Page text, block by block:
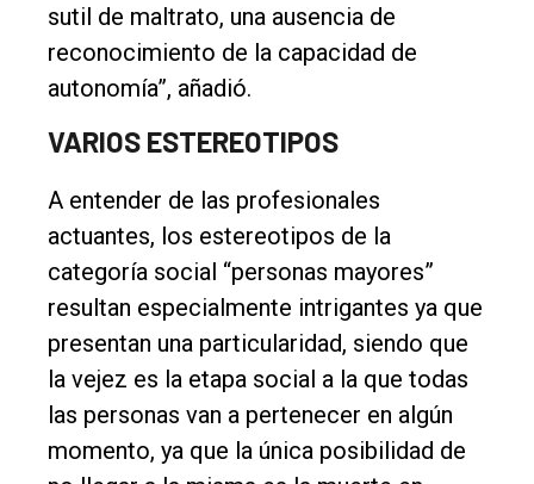
sutil de maltrato, una ausencia de
reconocimiento de la capacidad de
autonomía”, añadió.
VARIOS ESTEREOTIPOS
A entender de las profesionales
actuantes, los estereotipos de la
categoría social “personas mayores”
resultan especialmente intrigantes ya que
presentan una particularidad, siendo que
la vejez es la etapa social a la que todas
las personas van a pertenecer en algún
momento, ya que la única posibilidad de